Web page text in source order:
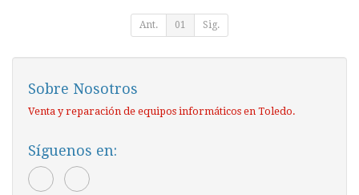
Ant. 01 Sig.
Sobre Nosotros
Venta y reparación de equipos informáticos en Toledo.
Síguenos en: